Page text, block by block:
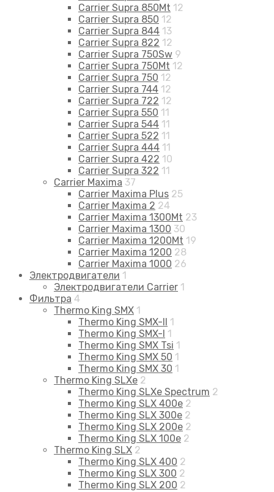
Carrier Supra 850Mt 12
Carrier Supra 850 12
Carrier Supra 844 13
Carrier Supra 822 12
Carrier Supra 750Sw 9
Carrier Supra 750Mt 12
Carrier Supra 750 12
Carrier Supra 744 12
Carrier Supra 722 12
Carrier Supra 550 11
Carrier Supra 544 11
Carrier Supra 522 11
Carrier Supra 444 11
Carrier Supra 422 10
Carrier Supra 322 11
Carrier Maxima 37
Carrier Maxima Plus 25
Carrier Maxima 2 24
Carrier Maxima 1300Mt 23
Carrier Maxima 1300 30
Carrier Maxima 1200Mt 19
Carrier Maxima 1200 28
Carrier Maxima 1000 26
Электродвигатели 1
Электродвигатели Carrier 1
Фильтра 4
Thermo King SMX 1
Thermo King SMX-II 1
Thermo King SMX-I 1
Thermo King SMX Tsi 1
Thermo King SMX 50 1
Thermo King SMX 30 1
Thermo King SLXe 2
Thermo King SLXe Spectrum 2
Thermo King SLX 400e 2
Thermo King SLX 300e 2
Thermo King SLX 200e 2
Thermo King SLX 100e 2
Thermo King SLX 2
Thermo King SLX 400 2
Thermo King SLX 300 2
Thermo King SLX 200 2